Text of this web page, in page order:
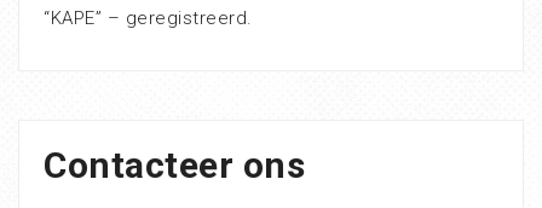
“KAPE” – geregistreerd.
Contacteer ons